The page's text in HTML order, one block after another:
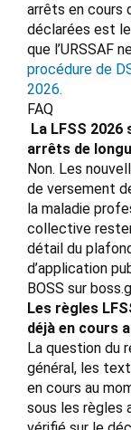
arrêts en cours
déclarées est
que l’URSSAF
procédure de
2026.
FAQ
La LFSS
arrêts de
Non. Les
de versement
la maladie
collective
détail du
d’application
BOSS sur
Les règles
déjà en cours
La question du
général, les
en cours au
sous les règles